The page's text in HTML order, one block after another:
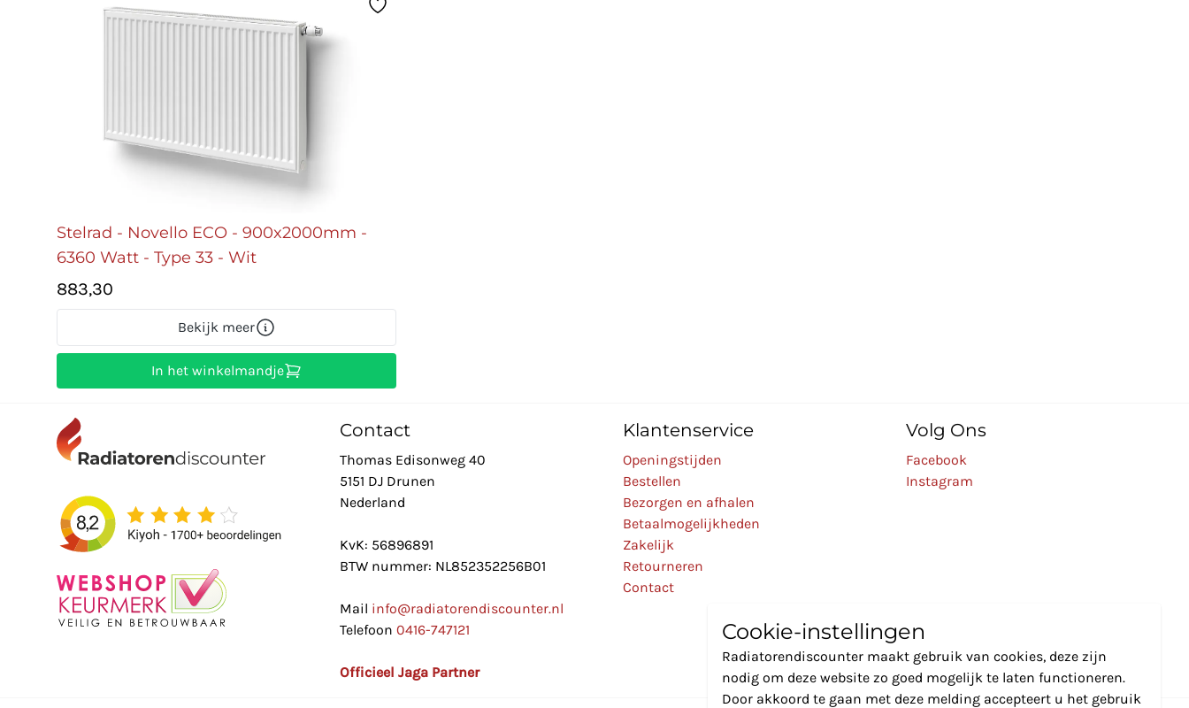
Stelrad - Novello ECO - 900x2000mm -
6360 Watt - Type 33 - Wit
883,30
Bekijk meer
In het winkelmandje
Contact
Thomas Edisonweg 40
5151 DJ Drunen
Nederland
KvK: 56896891
BTW nummer: NL852352256B01
Mail info@radiatorendiscounter.nl
Telefoon 0416-747121
Officieel Jaga Partner
Klantenservice
Openingstijden
Bestellen
Bezorgen en afhalen
Betaalmogelijkheden
Zakelijk
Retourneren
Contact
Volg Ons
Facebook
Instagram
Cookie-instellingen
Radiatorendiscounter maakt gebruik van cookies, deze zijn
nodig om deze website zo goed mogelijk te laten functioneren.
Door akkoord te gaan met deze melding accepteert u het gebruik